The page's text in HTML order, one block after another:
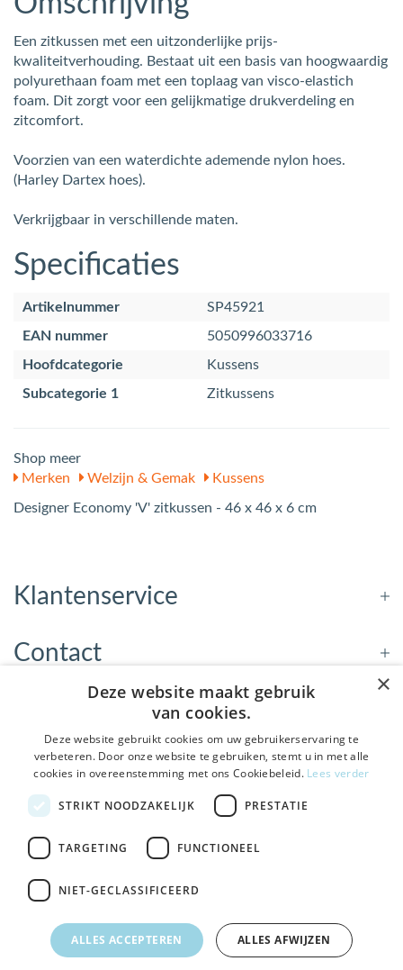
Een zitkussen met een uitzonderlijke prijs-
kwaliteitverhouding. Bestaat uit een basis van hoogwaardig
polyurethaan foam met een toplaag van visco-elastich
foam. Dit zorgt voor een gelijkmatige drukverdeling en
zitcomfort.
Voorzien van een waterdichte ademende nylon hoes.
(Harley Dartex hoes).
Verkrijgbaar in verschillende maten.
Specificaties
Artikelnummer
SP45921
EAN nummer
5050996033716
Hoofdcategorie
Kussens
Subcategorie 1
Zitkussens
Shop meer
Merken
Welzijn & Gemak Kussens
Designer Economy 'V' zitkussen - 46 x 46 x 6 cm
Klantenservice
Contact
Openingstijden
Nieuwsbrief
Bezoek de winkel in Sneek, Bolswarderbaan 3C
Gratis verzendingvanaf € 75
De Welzijnwinkel in je
inbox
Geen spam, geen verkooppraatjes — gewoon fijne
updates over hulpmiddelen die echt iets toevoegen.
Ja leuk! Schrijf me in
×
Deze website maakt gebruik
van cookies.
Deze website gebruikt cookies om uw gebruikerservaring te
verbeteren. Door onze website te gebruiken, stemt u in met alle
cookies in overeenstemming met ons Cookiebeleid. Lees verder
STRIKT NOODZAKELIJK PRESTATIE
TARGETING FUNCTIONEEL
NIET-GECLASSIFICEERD
ALLES ACCEPTEREN ALLES AFWIJZEN